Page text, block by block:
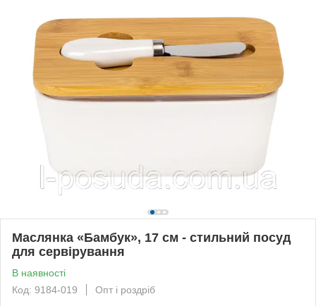
Маслянка «Бамбук», 17 см - стильний посуд
для сервірування
В наявності
Код: 9184-019
Опт і роздріб